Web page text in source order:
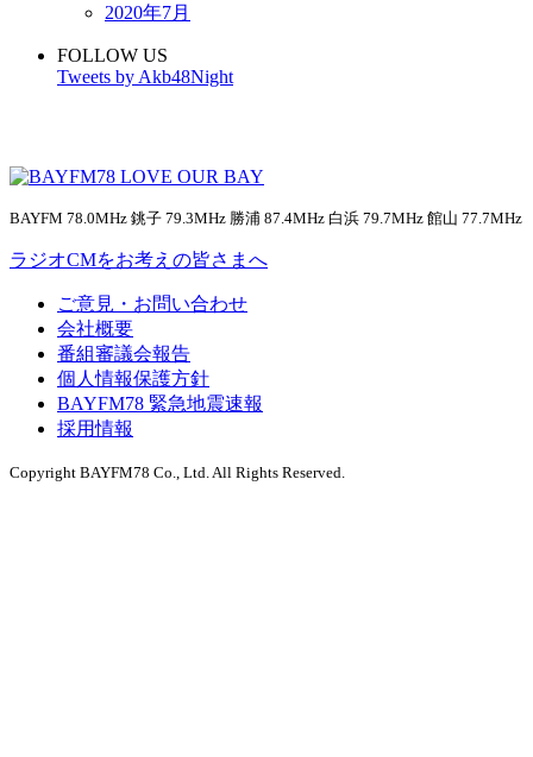
2020年7月
FOLLOW US
Tweets by Akb48Night
BAYFM 78.0MHz 銚子 79.3MHz 勝浦 87.4MHz 白浜 79.7MHz 館山 77.7MHz
ラジオCMをお考えの皆さまへ
ご意見・お問い合わせ
会社概要
番組審議会報告
個人情報保護方針
BAYFM78 緊急地震速報
採用情報
Copyright BAYFM78 Co., Ltd. All Rights Reserved.